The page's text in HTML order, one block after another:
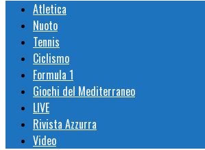
Atletica
Nuoto
Tennis
Ciclismo
Formula 1
Giochi del Mediterraneo
LIVE
Rivista Azzurra
Video